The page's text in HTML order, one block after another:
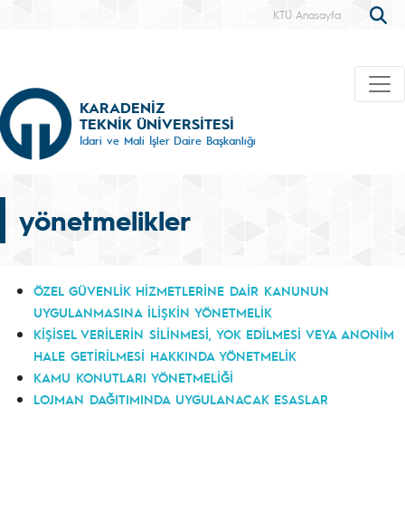
KTÜ Anasayfa
KARADENİZ
TEKNİK ÜNİVERSİTESİ
İdari ve Mali İşler Daire Başkanlığı
yönetmelikler
ÖZEL GÜVENLİK HİZMETLERİNE DAİR KANUNUN
UYGULANMASINA İLİŞKİN YÖNETMELİK
KİŞİSEL VERİLERİN SİLİNMESİ, YOK EDİLMESİ VEYA ANONİM
HALE GETİRİLMESİ HAKKINDA YÖNETMELİK
KAMU KONUTLARI YÖNETMELİĞİ
LOJMAN DAĞITIMINDA UYGULANACAK ESASLAR